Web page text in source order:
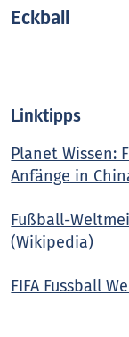
Eckball
Linktipps
Planet Wissen:
Anfänge in
Fußball-
(Wikipedia)
FIFA Fussball